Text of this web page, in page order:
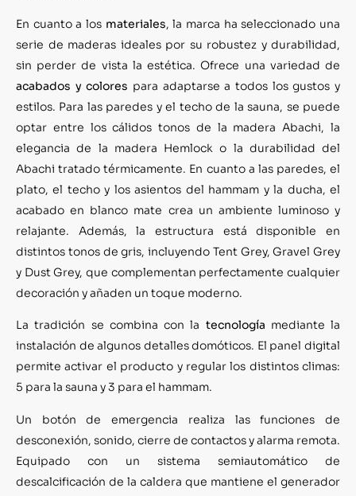
En cuanto a los materiales, la marca ha seleccionado una
serie de maderas ideales por su robustez y durabilidad,
sin perder de vista la estética. Ofrece una variedad de
acabados y colores para adaptarse a todos los gustos y
estilos. Para las paredes y el techo de la sauna, se puede
optar entre los cálidos tonos de la madera Abachi, la
elegancia de la madera Hemlock o la durabilidad del
Abachi tratado térmicamente. En cuanto a las paredes, el
plato, el techo y los asientos del hammam y la ducha, el
acabado en blanco mate crea un ambiente luminoso y
relajante. Además, la estructura está disponible en
distintos tonos de gris, incluyendo Tent Grey, Gravel Grey
y Dust Grey, que complementan perfectamente cualquier
decoración y añaden un toque moderno.
La tradición se combina con la tecnología mediante la
instalación de algunos detalles domóticos. El panel digital
permite activar el producto y regular los distintos climas:
5 para la sauna y 3 para el hammam.
Un botón de emergencia realiza las funciones de
desconexión, sonido, cierre de contactos y alarma remota.
Equipado con un sistema semiautomático de
descalcificación de la caldera que mantiene el generador